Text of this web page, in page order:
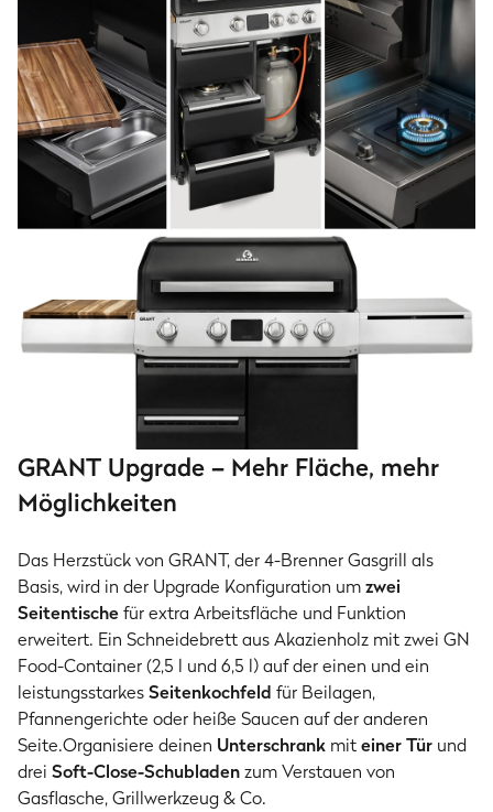
GRANT Upgrade – Mehr Fläche, mehr
Möglichkeiten
Das Herzstück von GRANT, der 4-Brenner Gasgrill als
Basis, wird in der Upgrade Konfiguration umzwei
Seitentischefür extra Arbeitsfläche und Funktion
erweitert. Ein Schneidebrett aus Akazienholz mit zwei GN
Food-Container (2,5 l und 6,5 l) auf der einen und ein
leistungsstarkesSeitenkochfeld für Beilagen,
Pfannengerichte oder heiße Saucen auf der anderen
Seite.Organisiere deinen Unterschrank miteiner Tür und
drei Soft-Close-Schubladenzum Verstauen von
Gasflasche, Grillwerkzeug & Co.